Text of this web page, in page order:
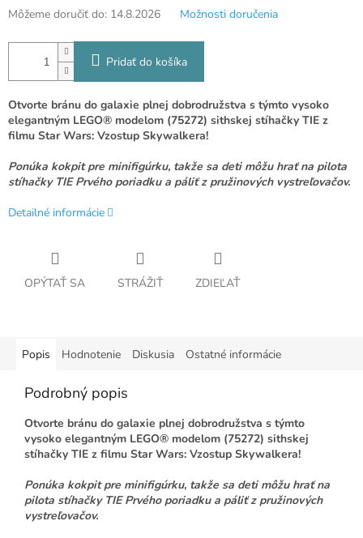
Môžeme doručiť do: 14.8.2026 Možnosti doručenia
Pridať do košíka
Otvorte bránu do galaxie plnej dobrodružstva s týmto vysoko
elegantným LEGO® modelom (75272) sithskej stíhačky TIE z
filmu Star Wars: Vzostup Skywalkera!
Ponúka kokpit pre minifigúrku, takže sa deti môžu hrať na pilota
stíhačky TIE Prvého poriadku a páliť z pružinových vystreľovačov.
Detailné informácie
OPÝTAŤ SA STRÁŽIŤ ZDIEĽAŤ
Popis Hodnotenie Diskusia Ostatné informácie
Podrobný popis
Otvorte bránu do galaxie plnej dobrodružstva s týmto
vysoko elegantným LEGO® modelom (75272) sithskej
stíhačky TIE z filmu Star Wars: Vzostup Skywalkera!
Ponúka kokpit pre minifigúrku, takže sa deti môžu hrať na
pilota stíhačky TIE Prvého poriadku a páliť z pružinových
vystreľovačov.